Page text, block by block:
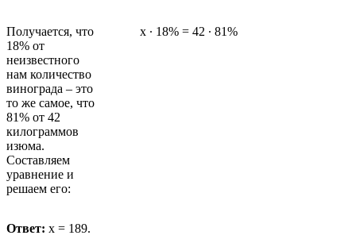
Получается, что
18% от
неизвестного
нам количество
винограда – это
то же самое, что
81% от 42
килограммов
изюма.
Составляем
уравнение и
решаем его:
х ∙ 18% = 42 ∙ 81%
Ответ: х = 189.